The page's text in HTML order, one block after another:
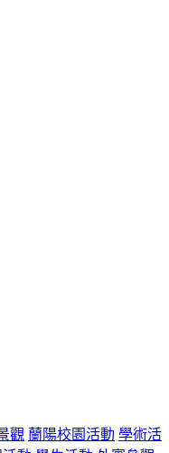
觀 蘭陽校園活動 學術活